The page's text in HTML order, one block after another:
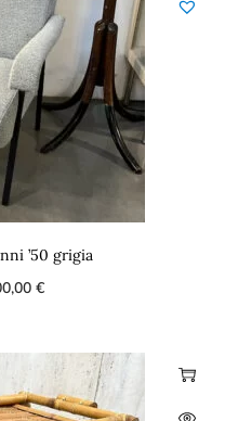
’50 grigia
€